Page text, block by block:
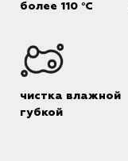
более 110 °C
чистка влажной
губкой